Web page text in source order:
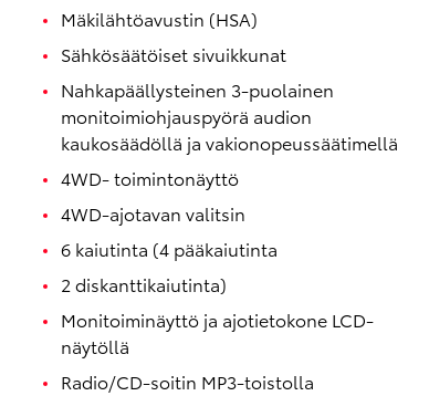
Mäkilähtöavustin (HSA)
Sähkösäätöiset sivuikkunat
Nahkapäällysteinen 3-puolainen
monitoimiohjauspyörä audion
kaukosäädöllä ja vakionopeussäätimellä
4WD- toimintonäyttö
4WD-ajotavan valitsin
6 kaiutinta (4 pääkaiutinta
2 diskanttikaiutinta)
Monitoiminäyttö ja ajotietokone LCD-
näytöllä
Radio/CD-soitin MP3-toistolla